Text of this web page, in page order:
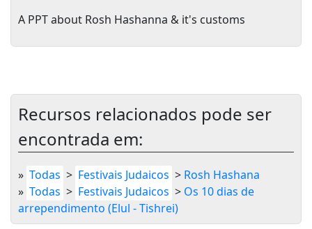
A PPT about Rosh Hashanna & it's customs
Recursos relacionados pode ser
encontrada em:
» Todas > Festivais Judaicos > Rosh Hashana
» Todas > Festivais Judaicos > Os 10 dias de
arrependimento (Elul - Tishrei)